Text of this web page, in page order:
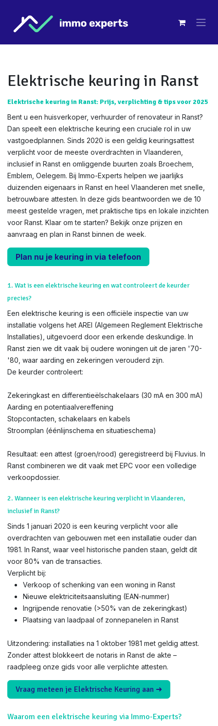
Elektrische keuring in Ranst
Elektrische keuring in Ranst: Prijs, verplichting & tips voor 2025
Bent u een huisverkoper, verhuurder of renovateur in Ranst?
Dan speelt een elektrische keuring een cruciale rol in uw
vastgoedplannen. Sinds 2020 is een geldig keuringsattest
verplicht voor de meeste overdrachten in Vlaanderen,
inclusief in Ranst en omliggende buurten zoals Broechem,
Emblem, Oelegem. Bij Immo-Experts helpen we jaarlijks
duizenden eigenaars in Ranst en heel Vlaanderen met snelle,
betrouwbare attesten. In deze gids beantwoorden we de 10
meest gestelde vragen, met praktische tips en lokale inzichten
voor Ranst. Klaar om te starten? Bekijk onze prijzen en
aanvraag en plan in Ranst binnen de week.
Plan nu je keuring in via telefoon
1. Wat is een elektrische keuring en wat controleert de keurder
precies?
Een elektrische keuring is een officiële inspectie van uw
installatie volgens het AREI (Algemeen Reglement Elektrische
Installaties), uitgevoerd door een erkende deskundige. In
Ranst zien we dit vaak bij oudere woningen uit de jaren '70-
'80, waar aarding en zekeringen verouderd zijn.
De keurder controleert:
Zekeringkast en differentieëlschakelaars (30 mA en 300 mA)
Aarding en potentiaalvereffening
Stopcontacten, schakelaars en kabels
Stroomplan (éénlijnschema en situatieschema)
Resultaat: een attest (groen/rood) geregistreerd bij Fluvius. In
Ranst combineren we dit vaak met EPC voor een volledige
verkoopdossier.
2. Wanneer is een elektrische keuring verplicht in Vlaanderen,
inclusief in Ranst?
Sinds 1 januari 2020 is een keuring verplicht voor alle
overdrachten van gebouwen met een installatie ouder dan
1981. In Ranst, waar veel historische panden staan, geldt dit
voor 80% van de transacties.
Verplicht bij:
Verkoop of schenking van een woning in Ranst
Nieuwe elektriciteitsaansluiting (EAN-nummer)
Ingrijpende renovatie (>50% van de zekeringkast)
Plaatsing van laadpaal of zonnepanelen in Ranst
Uitzondering: installaties na 1 oktober 1981 met geldig attest.
Zonder attest blokkeert de notaris in Ranst de akte –
raadpleeg onze gids voor alle verplichte attesten.
Vraag meteen je Elektrische Keuring aan ➜
Waarom een elektrische keuring via Immo-Experts?